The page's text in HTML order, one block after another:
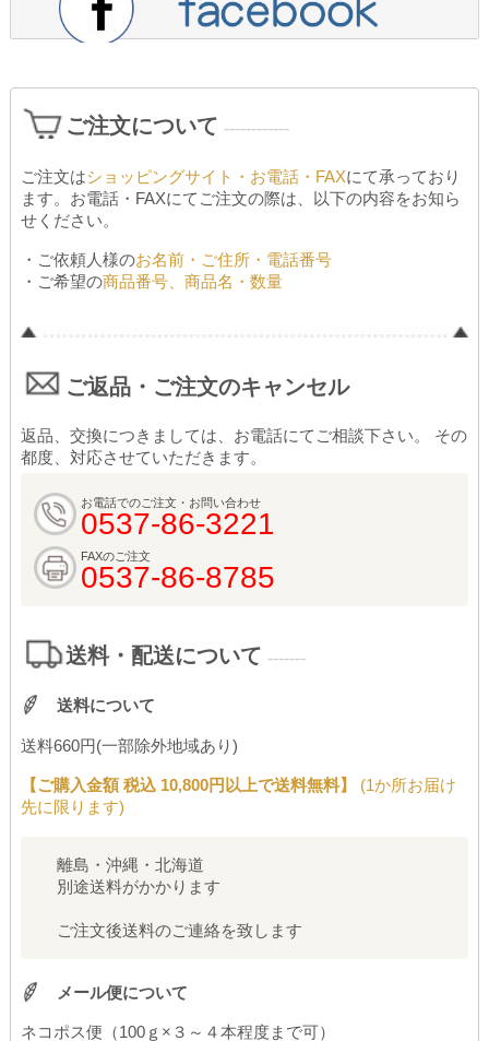
ご注文について ------------
ご注文はショッピングサイト・お電話・FAXにて承っており
ます。お電話・FAXにてご注文の際は、以下の内容をお知ら
せください。
・ご依頼人様のお名前・ご住所・電話番号
・ご希望の商品番号、商品名・数量
ご返品・ご注文のキャンセル
返品、交換につきましては、お電話にてご相談下さい。 その
都度、対応させていただきます。
お電話でのご注文・お問い合わせ
0537-86-3221
FAXのご注文
0537-86-8785
送料・配送について -------
送料について
送料660円(一部除外地域あり)
【ご購入金額 税込 10,800円以上で送料無料】
(1か所お届け
先に限ります)
離島・沖縄・北海道
別途送料がかかります
ご注文後送料のご連絡を致します
メール便について
ネコポス便（100ｇ×３～４本程度まで可）